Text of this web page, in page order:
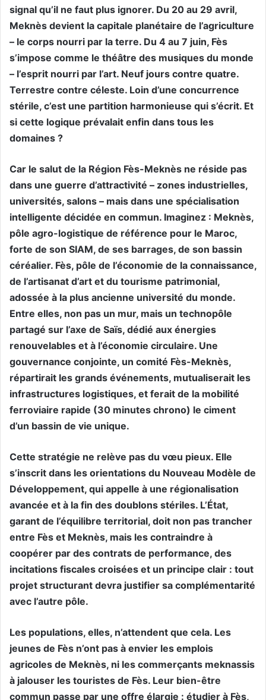
signal qu’il ne faut plus ignorer. Du 20 au 29 avril,
Meknès devient la capitale planétaire de l’agriculture
– le corps nourri par la terre. Du 4 au 7 juin, Fès
s’impose comme le théâtre des musiques du monde
– l’esprit nourri par l’art. Neuf jours contre quatre.
Terrestre contre céleste. Loin d’une concurrence
stérile, c’est une partition harmonieuse qui s’écrit. Et
si cette logique prévalait enfin dans tous les
domaines ?
Car le salut de la Région Fès-Meknès ne réside pas
dans une guerre d’attractivité – zones industrielles,
universités, salons – mais dans une spécialisation
intelligente décidée en commun. Imaginez : Meknès,
pôle agro-logistique de référence pour le Maroc,
forte de son SIAM, de ses barrages, de son bassin
céréalier. Fès, pôle de l’économie de la connaissance,
de l’artisanat d’art et du tourisme patrimonial,
adossée à la plus ancienne université du monde.
Entre elles, non pas un mur, mais un technopôle
partagé sur l’axe de Saïs, dédié aux énergies
renouvelables et à l’économie circulaire. Une
gouvernance conjointe, un comité Fès-Meknès,
répartirait les grands événements, mutualiserait les
infrastructures logistiques, et ferait de la mobilité
ferroviaire rapide (30 minutes chrono) le ciment
d’un bassin de vie unique.
Cette stratégie ne relève pas du vœu pieux. Elle
s’inscrit dans les orientations du Nouveau Modèle de
Développement, qui appelle à une régionalisation
avancée et à la fin des doublons stériles. L’État,
garant de l’équilibre territorial, doit non pas trancher
entre Fès et Meknès, mais les contraindre à
coopérer par des contrats de performance, des
incitations fiscales croisées et un principe clair : tout
projet structurant devra justifier sa complémentarité
avec l’autre pôle.
Les populations, elles, n’attendent que cela. Les
jeunes de Fès n’ont pas à envier les emplois
agricoles de Meknès, ni les commerçants meknassis
à jalouser les touristes de Fès. Leur bien-être
commun passe par une offre élargie : étudier à Fès,